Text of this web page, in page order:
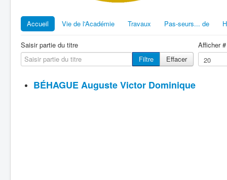
Accueil Vie de l'Académie Travaux Pas-seurs... de
Saisir partie du titre
Filtre
Effacer
Afficher #
BÉHAGUE Auguste Victor Dominique